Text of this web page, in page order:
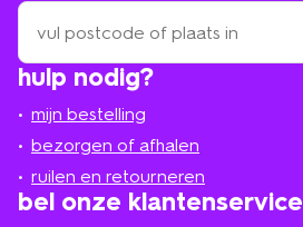
hulp nodig?
mijn bestelling
bezorgen of afhalen
ruilen en retourneren
bel onze klantenservice
zoek
een
winkel
bij
in
de
buurt